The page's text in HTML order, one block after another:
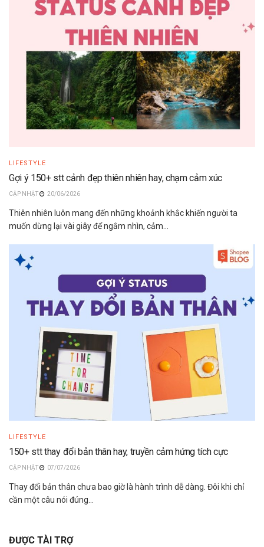
LIFESTYLE
Gợi ý 150+ stt cảnh đẹp thiên nhiên hay, chạm cảm xúc
20/06/2026
Thiên nhiên luôn mang đến những khoảnh khắc khiến người ta
muốn dừng lại vài giây để ngắm nhìn, cảm...
LIFESTYLE
150+ stt thay đổi bản thân hay, truyền cảm hứng tích cực
07/07/2026
Thay đổi bản thân chưa bao giờ là hành trình dễ dàng. Đôi khi chỉ
cần một câu nói đúng...
ĐƯỢC TÀI TRỢ